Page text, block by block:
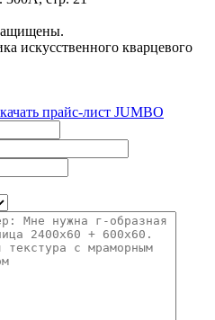
искусственного кварцевого
прайс-лист JUMBO